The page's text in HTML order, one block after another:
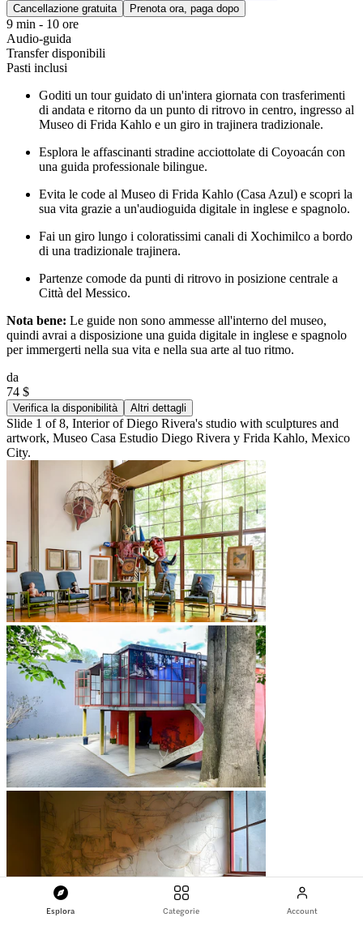
Esplora Categorie Account
Cancellazione gratuita Prenota ora, paga dopo
9 min - 10 ore
Audio-guida
Transfer disponibili
Pasti inclusi
Goditi un tour guidato di un'intera giornata con trasferimenti
di andata e ritorno da un punto di ritrovo in centro, ingresso al
Museo di Frida Kahlo e un giro in trajinera tradizionale.
Esplora le affascinanti stradine acciottolate di Coyoacán con
una guida professionale bilingue.
Evita le code al Museo di Frida Kahlo (Casa Azul) e scopri la
sua vita grazie a un'audioguida digitale in inglese e spagnolo.
Fai un giro lungo i coloratissimi canali di Xochimilco a bordo
di una tradizionale trajinera.
Partenze comode da punti di ritrovo in posizione centrale a
Città del Messico.
Nota bene: Le guide non sono ammesse all'interno del museo,
quindi avrai a disposizione una guida digitale in inglese e spagnolo
per immergerti nella sua vita e nella sua arte al tuo ritmo.
da
74 $
Verifica la disponibilità Altri dettagli
Slide 1 of 8, Interior of Diego Rivera's studio with sculptures and
artwork, Museo Casa Estudio Diego Rivera y Frida Kahlo, Mexico
City.